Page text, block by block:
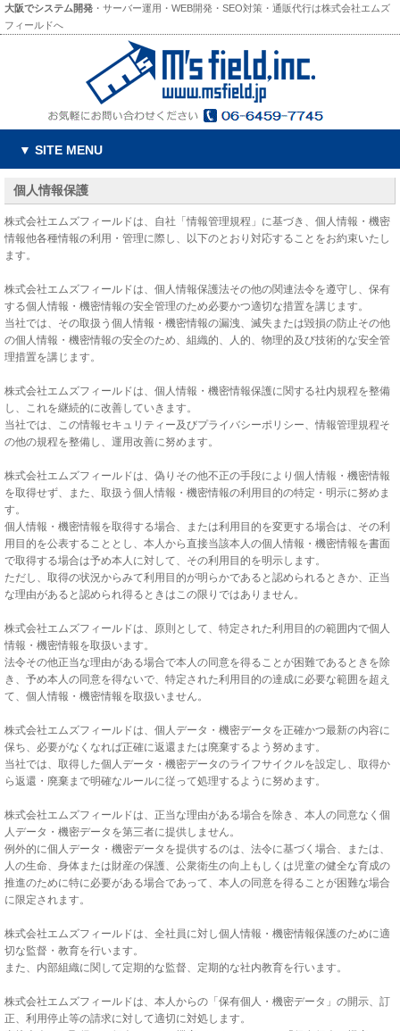
大阪でシステム開発 ・サーバー運用・WEB開発・SEO対策・通販代行は株式会社エムズ
フィールドへ
▼ SITE MENU
個人情報保護
株式会社エムズフィールドは、自社「情報管理規程」に基づき、個人情報・機密
情報他各種情報の利用・管理に際し、以下のとおり対応することをお約束いたし
ます。
株式会社エムズフィールドは、個人情報保護法その他の関連法令を遵守し、保有
する個人情報・機密情報の安全管理のため必要かつ適切な措置を講じます。
当社では、その取扱う個人情報・機密情報の漏洩、滅失または毀損の防止その他
の個人情報・機密情報の安全のため、組織的、人的、物理的及び技術的な安全管
理措置を講じます。
株式会社エムズフィールドは、個人情報・機密情報保護に関する社内規程を整備
し、これを継続的に改善していきます。
当社では、この情報セキュリティー及びプライバシーポリシー、情報管理規程そ
の他の規程を整備し、運用改善に努めます。
株式会社エムズフィールドは、偽りその他不正の手段により個人情報・機密情報
を取得せず、また、取扱う個人情報・機密情報の利用目的の特定・明示に努めま
す。
個人情報・機密情報を取得する場合、または利用目的を変更する場合は、その利
用目的を公表することとし、本人から直接当該本人の個人情報・機密情報を書面
で取得する場合は予め本人に対して、その利用目的を明示します。
ただし、取得の状況からみて利用目的が明らかであると認められるときか、正当
な理由があると認められ得るときはこの限りではありません。
株式会社エムズフィールドは、原則として、特定された利用目的の範囲内で個人
情報・機密情報を取扱います。
法令その他正当な理由がある場合で本人の同意を得ることが困難であるときを除
き、予め本人の同意を得ないで、特定された利用目的の達成に必要な範囲を超え
て、個人情報・機密情報を取扱いません。
株式会社エムズフィールドは、個人データ・機密データを正確かつ最新の内容に
保ち、必要がなくなれば正確に返還または廃棄するよう努めます。
当社では、取得した個人データ・機密データのライフサイクルを設定し、取得か
ら返還・廃棄まで明確なルールに従って処理するように努めます。
株式会社エムズフィールドは、正当な理由がある場合を除き、本人の同意なく個
人データ・機密データを第三者に提供しません。
例外的に個人データ・機密データを提供するのは、法令に基づく場合、または、
人の生命、身体または財産の保護、公衆衛生の向上もしくは児童の健全な育成の
推進のために特に必要がある場合であって、本人の同意を得ることが困難な場合
に限定されます。
株式会社エムズフィールドは、全社員に対し個人情報・機密情報保護のために適
切な監督・教育を行います。
また、内部組織に関して定期的な監督、定期的な社内教育を行います。
株式会社エムズフィールドは、本人からの「保有個人・機密データ」の開示、訂
正、利用停止等の請求に対して適切に対処します。